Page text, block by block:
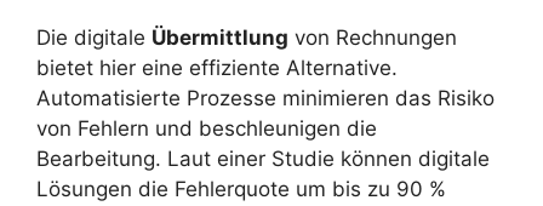
Die digitale Übermittlung von Rechnungen
bietet hier eine effiziente Alternative.
Automatisierte Prozesse minimieren das Risiko
von Fehlern und beschleunigen die
Bearbeitung. Laut einer Studie können digitale
Lösungen die Fehlerquote um bis zu 90 %